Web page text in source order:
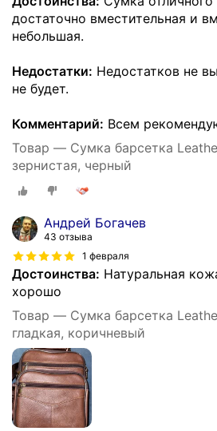
достаточно вместительная и
небольшая.
Недостатки: Недостатков не
не будет.
Комментарий: Всем
Товар — Сумка барсетка
зернистая, черный
Андрей Богачев
43 отзыва
1 февраля
Достоинства: Натуральная
хорошо
Товар — Сумка барсетка
гладкая, коричневый